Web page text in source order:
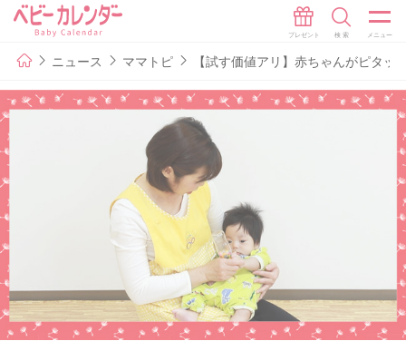
ニュース ママトピ 【試す価値アリ】赤ちゃんがピタ